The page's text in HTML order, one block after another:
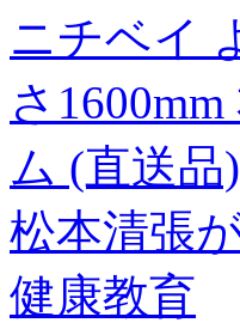
ニチベイ
さ
ム (直送品)
松本清張
健康教育